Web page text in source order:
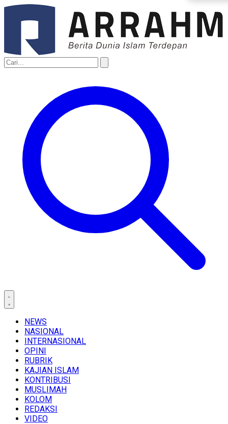
NEWS
NASIONAL
INTERNASIONAL
OPINI
RUBRIK
KAJIAN ISLAM
KONTRIBUSI
MUSLIMAH
KOLOM
REDAKSI
VIDEO